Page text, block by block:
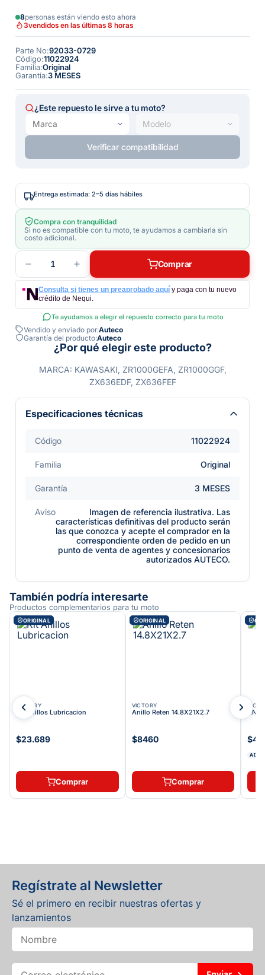
8personas están viendo esto ahora
3vendidos en las últimas 8 horas
Parte No:92033-0729
Código:11022924
Familia:Original
Garantía:3 MESES
¿Este repuesto le sirve a tu moto?
Verificar compatibilidad
Entrega estimada: 2–5 días hábiles
Compra con tranquilidad
Si no es compatible con tu moto, te ayudamos a cambiarla sin
costo adicional.
1 Comprar
Consulta si tienes un preaprobado aquí y paga con tu nuevo
crédito de Nequi.
Te ayudamos a elegir el repuesto correcto para tu moto
Vendido y enviado por:Auteco
Garantía del producto:Auteco
¿Por qué elegir este producto?
MARCA: KAWASAKI, ZR1000GEFA, ZR1000GGF,
ZX636EDF, ZX636FEF
Especificaciones técnicas
Código 11022924
Familia Original
Garantía 3 MESES
Aviso
Imagen de referencia ilustrativa. Las
características definitivas del producto serán
las que conozca y acepte el comprador en la
correspondiente orden de pedido en un
punto de venta de agentes y concesionarios
autorizados AUTECO.
También podría interesarte
Productos complementarios para tu moto
ORIGINAL
VICTORY
Kit Anillos Lubricacion
$23.689
Comprar
ORIGINAL
VICTORY
Anillo Reten 14.8X21X2.7
$8460
Comprar
ADDI
Regístrate al Newsletter
Sé el primero en recibir nuestras ofertas y
lanzamientos